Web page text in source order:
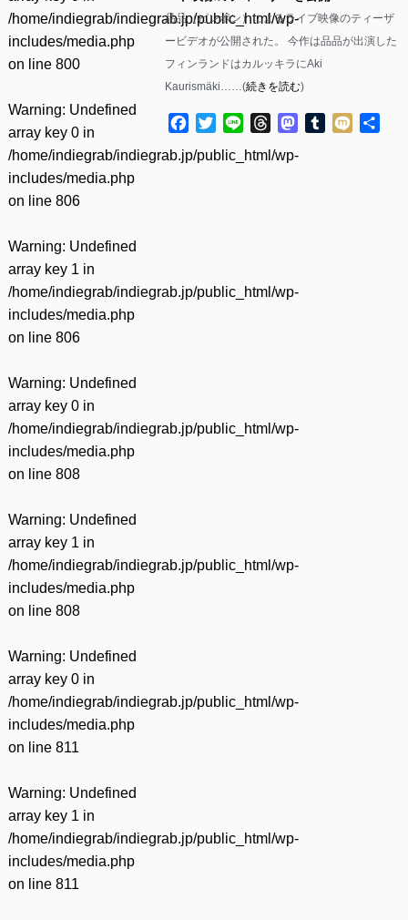
/home/indiegrab/indiegrab.jp/public_html/wp-
includes/media.php
on line 800
Warning: Undefined
array key 0 in
/home/indiegrab/indiegrab.jp/public_html/wp-
includes/media.php
on line 806
Warning: Undefined
array key 1 in
/home/indiegrab/indiegrab.jp/public_html/wp-
includes/media.php
on line 806
Warning: Undefined
array key 0 in
/home/indiegrab/indiegrab.jp/public_html/wp-
includes/media.php
on line 808
Warning: Undefined
array key 1 in
/home/indiegrab/indiegrab.jp/public_html/wp-
includes/media.php
on line 808
Warning: Undefined
array key 0 in
/home/indiegrab/indiegrab.jp/public_html/wp-
includes/media.php
on line 811
Warning: Undefined
array key 1 in
/home/indiegrab/indiegrab.jp/public_html/wp-
includes/media.php
on line 811
品品（ピンポン）によるライブ映像のティーザ
ービデオが公開された。 今作は品品が出演した
フィンランドはカルッキラにAki
Kaurismäki……(続きを読む)
Facebook
TwitterLine ThreadsMastodon
Tumblr
Mixi